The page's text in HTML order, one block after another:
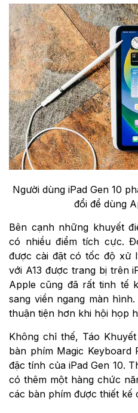
Người dùng iPad Gen 10
đổi để dùng
Bên cạnh những khuyết
có nhiều điểm tích cực.
được cài đặt có tốc độ xử
với A13 được trang bị trên
Apple cũng đã rất tinh tế
sang viền ngang màn
thuận tiện hơn khi hội họp
Không chỉ thế, Táo
bàn phím Magic
đặc tính của iPad Gen 10.
có thêm một hàng chức
các bàn phím được thiết kế